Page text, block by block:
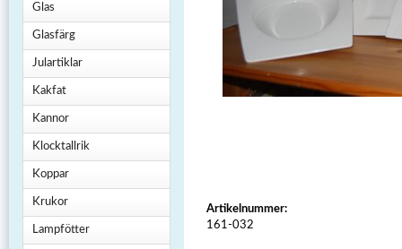
Glas
Glasfärg
Julartiklar
Kakfat
Kannor
Klocktallrik
Koppar
Krukor
Lampfötter
Artikelnummer:
161-032